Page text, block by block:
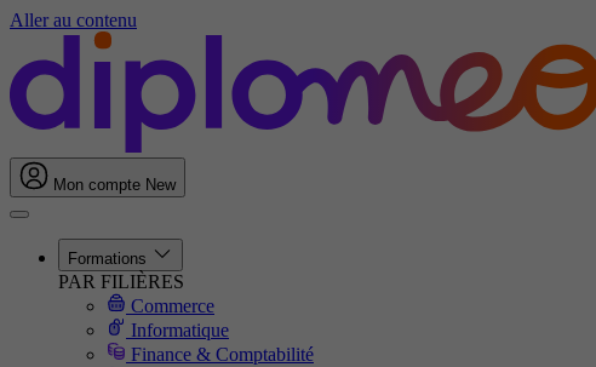
Aller au contenu
Mon compte New
Formations
PAR FILIÈRES
Commerce
Informatique
Finance & Comptabilité